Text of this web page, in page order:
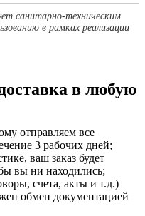
санитарно-техническим
в рамках реализации
в любую
отправляем все
3 рабочих дней;
ваш заказ будет
вы ни находились;
счета, акты и т.д.)
обмен документацией